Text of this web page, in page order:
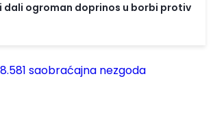
dali ogroman doprinos u borbi protiv